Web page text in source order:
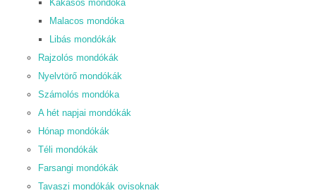
Kakasos mondóka
Malacos mondóka
Libás mondókák
Rajzolós mondókák
Nyelvtörő mondókák
Számolós mondóka
A hét napjai mondókák
Hónap mondókák
Téli mondókák
Farsangi mondókák
Tavaszi mondókák ovisoknak